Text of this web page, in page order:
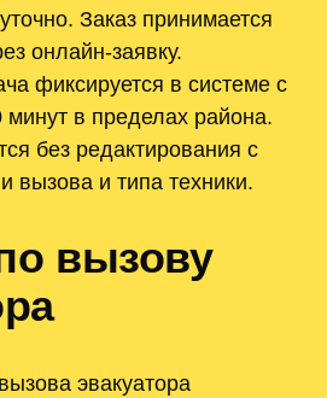
Заказ принимается
онлайн-заявку.
фиксируется в системе с
в пределах района.
без редактирования с
вызова и типа техники.
вызову
эвакуатора